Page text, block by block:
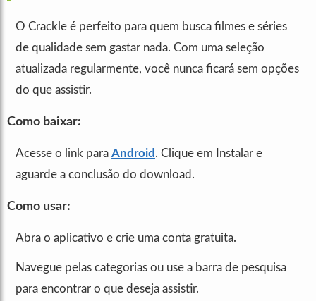
O Crackle é perfeito para quem busca filmes e séries
de qualidade sem gastar nada. Com uma seleção
atualizada regularmente, você nunca ficará sem opções
do que assistir.
Como baixar:
Acesse o link para Android . Clique em Instalar e
aguarde a conclusão do download.
Como usar:
Abra o aplicativo e crie uma conta gratuita.
Navegue pelas categorias ou use a barra de pesquisa
para encontrar o que deseja assistir.